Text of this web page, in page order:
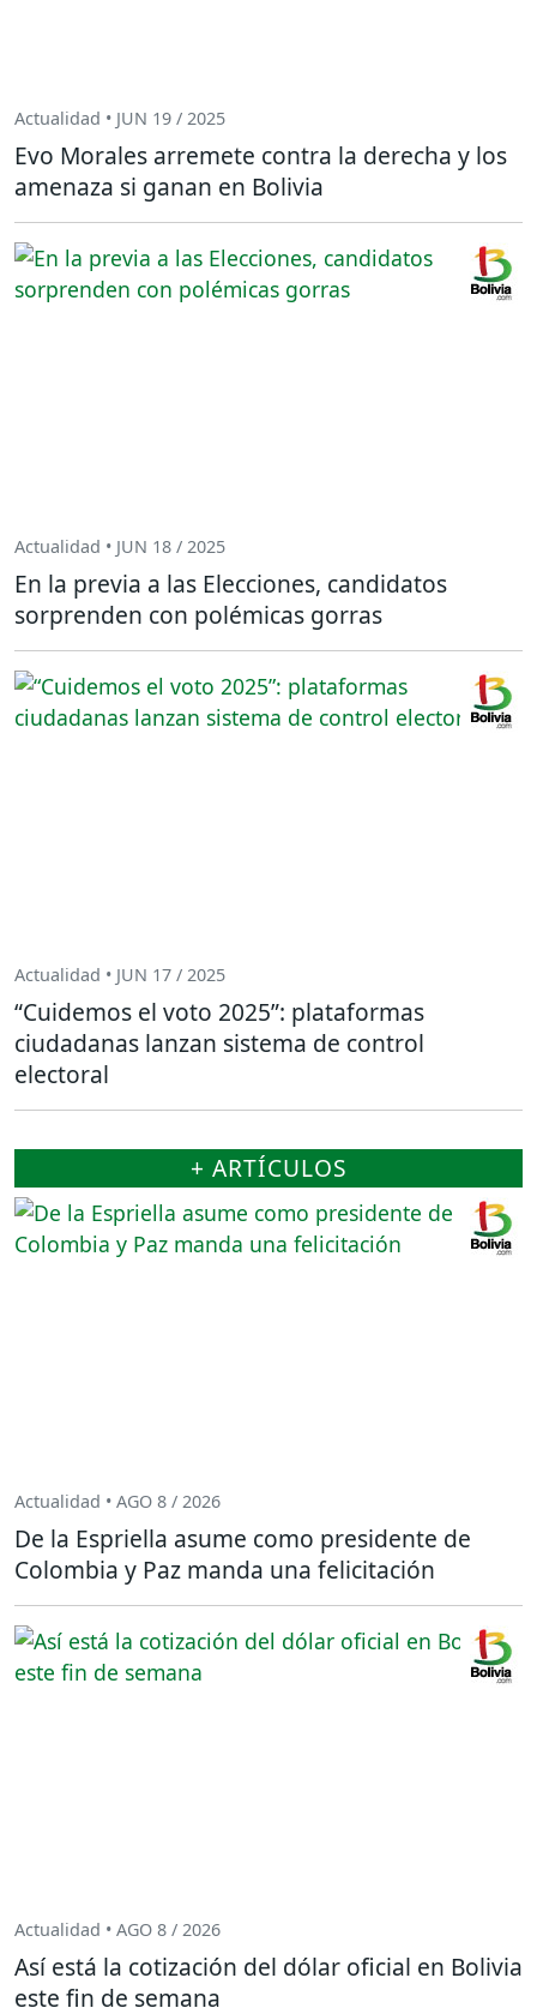
Actualidad • JUN 19 / 2025
Evo Morales arremete contra la derecha y los
amenaza si ganan en Bolivia
Actualidad • JUN 18 / 2025
En la previa a las Elecciones, candidatos
sorprenden con polémicas gorras
Actualidad • JUN 17 / 2025
“Cuidemos el voto 2025”: plataformas
ciudadanas lanzan sistema de control
electoral
+ ARTÍCULOS
Actualidad • AGO 8 / 2026
De la Espriella asume como presidente de
Colombia y Paz manda una felicitación
Actualidad • AGO 8 / 2026
Así está la cotización del dólar oficial en Bolivia
este fin de semana